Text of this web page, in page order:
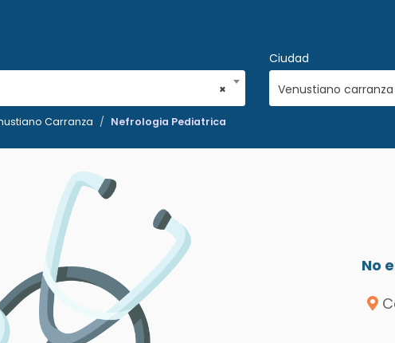
×
Ciudad
Venustiano carranza
Carranza Nefrologia Pediatrica
No